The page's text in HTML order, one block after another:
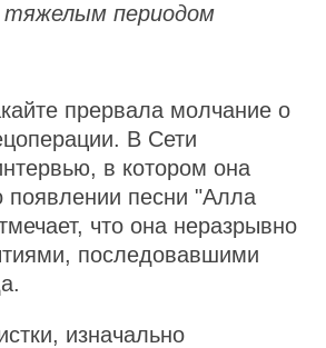
тяжелым периодом
прервала молчание о
В Сети
в котором она
появлении песни "Алла
что она неразрывно
последовавшими
изначально